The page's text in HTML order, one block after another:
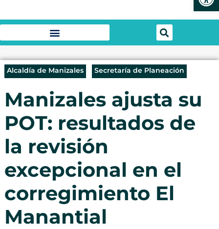
Alcaldía de Manizales Secretaría de Planeación
Manizales ajusta su
POT: resultados de
la revisión
excepcional en el
corregimiento El
Manantial